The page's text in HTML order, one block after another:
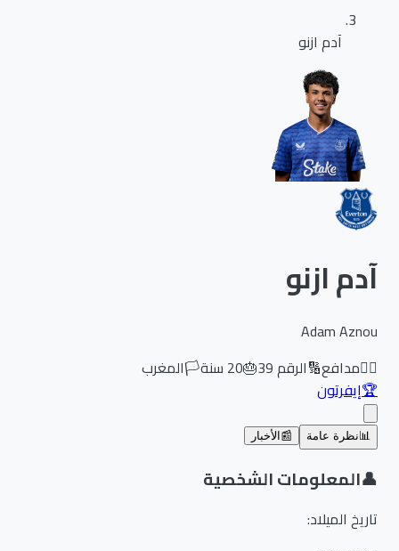
آدم ازنو
آدم ازنو
Adam Aznou
مدافع🔢الرقم39
🎂
20سنة🏳️المغرب
إيفرتون
نظرة عامة 📰 الأخبار
المعلومات الشخصية
تاريخ الميلاد: